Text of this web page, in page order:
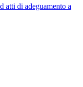
atti di adeguamento a